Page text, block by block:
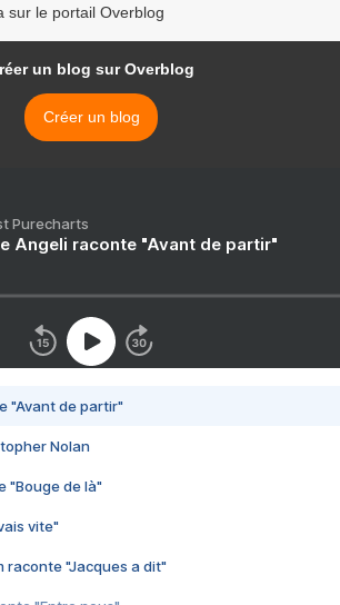
sur le portail Overblog
un blog sur Overblog
Créer un blog
Purecharts
Angeli raconte "Avant de partir"
"Avant de partir"
Nolan
"Bouge de là"
vite"
raconte "Jacques a dit"